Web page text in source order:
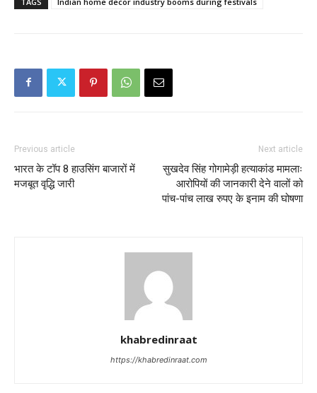
Previous article
भारत के टॉप 8 हाउसिंग बाजारों में
मजबूत वृद्धि जारी
Next article
सुखदेव सिंह गोगामेड़ी हत्याकांड मामलाः
आरोपियों की जानकारी देने वालों को
पांच-पांच लाख रुपए के इनाम की घोषणा
khabredinraat
https://khabredinraat.com